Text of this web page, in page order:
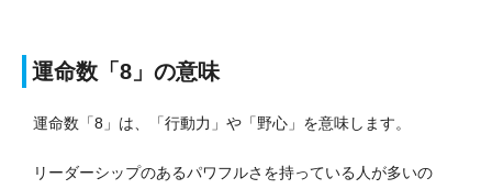
運命数「8」の意味
運命数「8」は、「行動力」や「野心」を意味します。
リーダーシップのあるパワフルさを持っている人が多いの